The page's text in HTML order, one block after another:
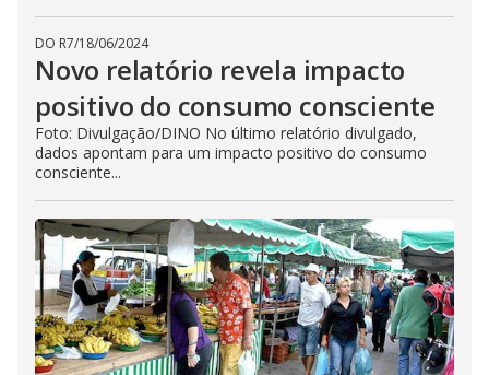
DO R7/18/06/2024
Novo relatório revela impacto
positivo do consumo consciente
Foto: Divulgação/DINO No último relatório divulgado,
dados apontam para um impacto positivo do consumo
consciente...